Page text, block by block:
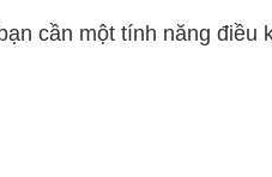
cần một tính năng điều